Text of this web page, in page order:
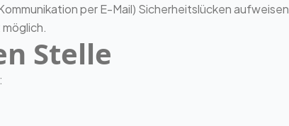
per E-Mail) Sicherheitslücken aufweisen
Stelle